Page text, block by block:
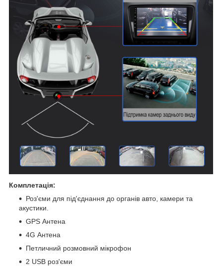
Комплетація:
Роз'єми для під'єднання до органів авто, камери та
акустики.
GPS Антена
4G Антена
Петличний розмовний мікрофон
2 USB роз'єми